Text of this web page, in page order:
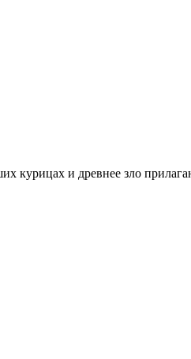
и древнее зло